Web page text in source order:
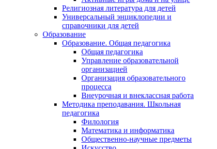
Религиозная литература для детей
Универсальный энциклопедии и
справочники для детей
Образование
Образование. Общая педагогика
Общая педагогика
Управление образовательной
организацией
Организация образовательного
процесса
Внеурочная и внеклассная работа
Методика преподавания. Школьная
педагогика
Филология
Математика и информатика
Общественно-научные предметы